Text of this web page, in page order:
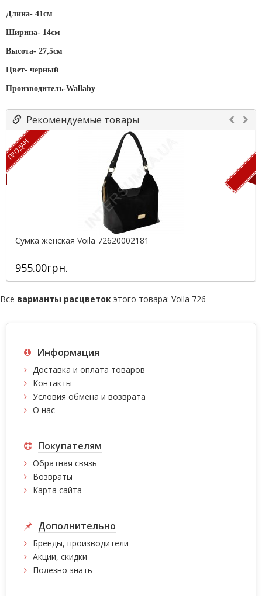
Длина- 41 см
Ширина- 14см
Высота- 27,5см
Цвет- черный
Производитель-Wallaby
Рекомендуемые товары
ПРОДАН
Сумка женская Voila 72620002181
955.00грн.
Все варианты расцветок этого товара: Voila 726
Информация
Доставка и оплата товаров
Контакты
Условия обмена и возврата
О нас
Покупателям
Обратная связь
Возвраты
Карта сайта
Дополнительно
Бренды, производители
Акции, скидки
Полезно знать